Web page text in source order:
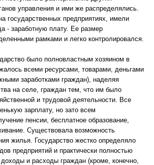
управления и ими же распределялись.
государственных предприятиях, имели
- заработную плату. Ее размер
рамками и легко контролировался.
было полновластным хозяином в
всеми ресурсами, товарами, деньгами
заработками граждан), наделяя
на селе, граждан тем, что им было
и трудовой деятельности. Все
зарплату, но зато всем
пенсии, бесплатное образование,
Существовала возможность
жилья. Государство жестко определяло
предприятий и практически полностью
и расходы граждан (кроме, конечно,